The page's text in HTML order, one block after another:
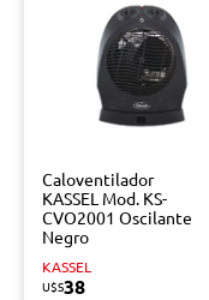
Caloventilador
KASSEL Mod. KS-
CVO2001 Oscilante
Negro
KASSEL
U$S38